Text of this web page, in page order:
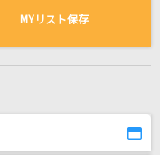
曲の一覧
MYリスト保存